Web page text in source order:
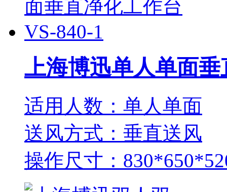
上海博迅单人单面垂
适用人数：单人单面
送风方式：垂直送风
操作尺寸：